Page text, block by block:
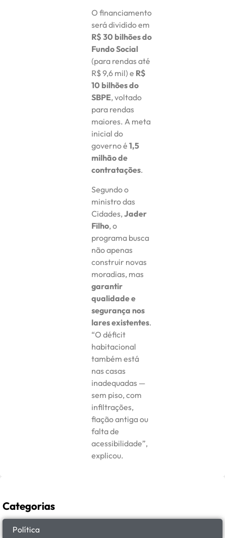
O financiamento
será dividido em
R$ 30 bilhões do
Fundo Social
(para rendas até
R$ 9,6 mil) e R$
10 bilhões do
SBPE, voltado
para rendas
maiores. A meta
inicial do
governo é1,5
milhão de
contratações.
Segundo o
ministro das
Cidades,Jader
Filho, o
programa busca
não apenas
construir novas
moradias, mas
garantir
qualidade e
segurança nos
lares existentes.
“O déficit
habitacional
também está
nas casas
inadequadas —
sem piso, com
infiltrações,
fiação antiga ou
falta de
acessibilidade”,
explicou.
Categorias
Política